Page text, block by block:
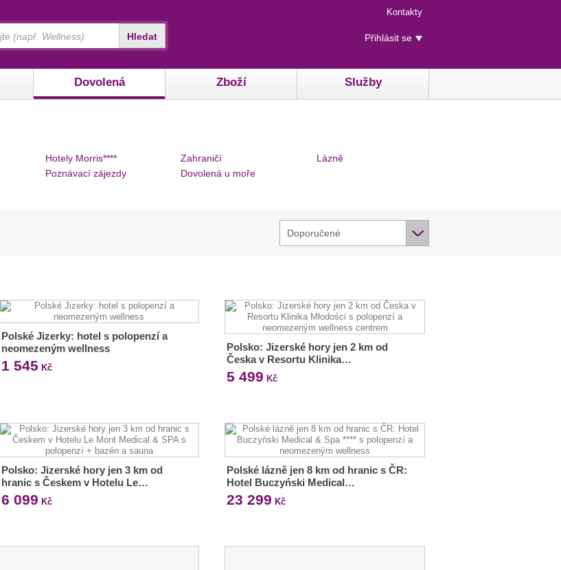
Menu
rychlého
přístupu
Kontakty
Uživatelské
menu
Přihlásit se
Dovolená Zboží Služby
Hledat
Hotely Morris****
Poznávací zájezdy
Zahraničí
Dovolená u moře
Lázně
Doporučené
Polské Jizerky: hotel s polopenzí a
neomezeným wellness
1 545 Kč
Polsko: Jizerské hory jen 2 km od
Česka v Resortu Klinika…
5 499 Kč
Polsko: Jizerské hory jen 3 km od
hranic s Českem v Hotelu Le…
6 099 Kč
Polské lázně jen 8 km od hranic s ČR:
Hotel Buczyński Medical…
23 299 Kč